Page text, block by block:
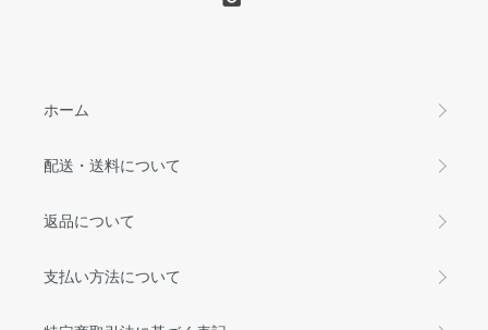
ホーム
配送・送料について
返品について
支払い方法について